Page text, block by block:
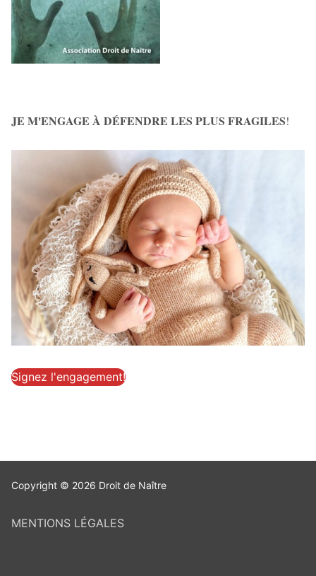
JE M'ENGAGE À DÉFENDRE LES PLUS FRAGILES!
Signez l'engagement!
Copyright © 2026 Droit de Naître
MENTIONS LÉGALES